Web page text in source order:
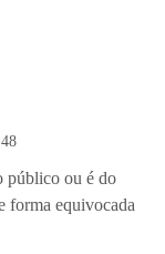
público ou é do
forma equivocada